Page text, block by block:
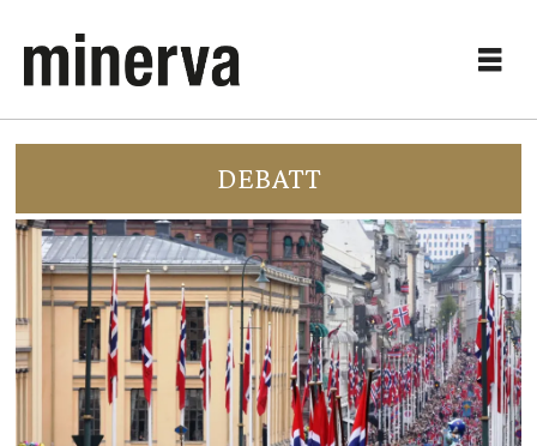
DEBATT